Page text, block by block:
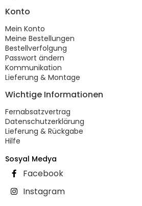
Konto
Mein Konto
Meine Bestellungen
Bestellverfolgung
Passwort ändern
Kommunikation
Lieferung & Montage
Wichtige Informationen
Fernabsatzvertrag
Datenschutzerklärung
Lieferung & Rückgabe
Hilfe
Sosyal Medya
Facebook
Instagram